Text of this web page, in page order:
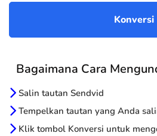
Bagaimana Cara
Salin tautan Sendvid
Tempelkan tautan yang Anda
Klik tombol Konversi untuk